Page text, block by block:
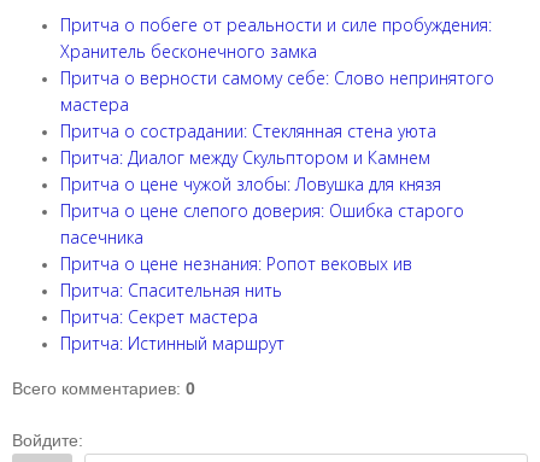
Притча о побеге от реальности и силе пробуждения:
Хранитель бесконечного замка
Притча о верности самому себе: Слово непринятого
мастера
Притча о сострадании: Стеклянная стена уюта
Притча: Диалог между Скульптором и Камнем
Притча о цене чужой злобы: Ловушка для князя
Притча о цене слепого доверия: Ошибка старого
пасечника
Притча о цене незнания: Ропот вековых ив
Притча: Спасительная нить
Притча: Секрет мастера
Притча: Истинный маршрут
Всего комментариев: 0
Войдите: